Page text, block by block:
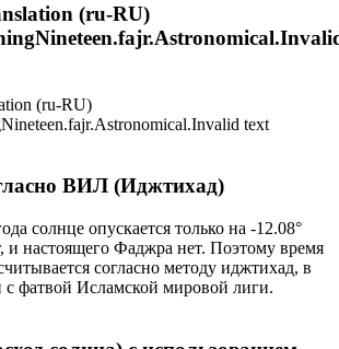
(ru-RU)
(ru-RU)
text
ВИЛ (Иджтихад)
солнце опускается только на -12.08°
и настоящего Фаджра нет. Поэтому время
согласно методу иджтихад, в
с фатвой Исламской мировой лиги.